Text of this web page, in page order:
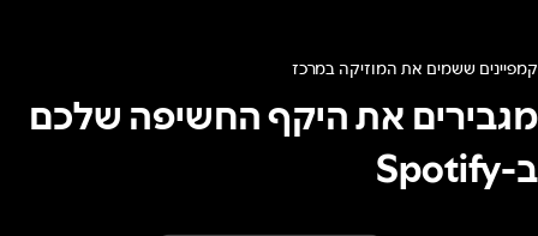
קמפיינים ששמים את המוזיקה במרכז
מגבירים את היקף החשיפה שלכם
ב-Spotify